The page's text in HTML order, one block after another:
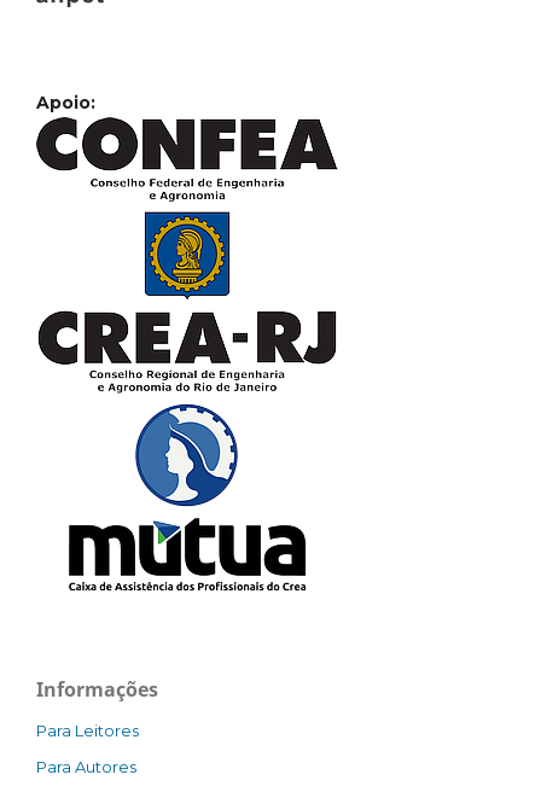
Apoio:
Informações
Para Leitores
Para Autores